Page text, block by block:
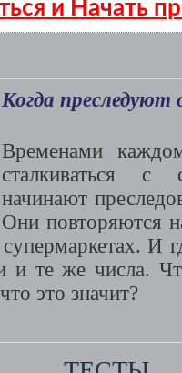
и Начать
Когда
Временами
сталкиваться с
начинают
Они повторяются
И
и те же числа.
это значит?